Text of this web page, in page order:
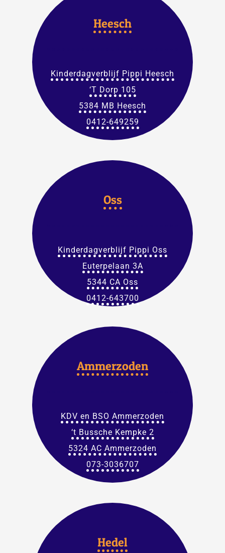
Heesch
Kinderdagverblijf Pippi Heesch
‘T Dorp 105
5384 MB Heesch
0412-649259
Oss
Kinderdagverblijf Pippi Oss
Euterpelaan 3A
5344 CA Oss
0412-643700
Ammerzoden
KDV en BSO Ammerzoden
‘t Bussche Kempke 2
5324 AC Ammerzoden
073-3036707
Hedel